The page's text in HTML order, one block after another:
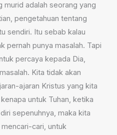
murid adalah seorang yang
pengetahuan tentang
sendiri. Itu sebab kalau
pernah punya masalah. Tapi
percaya kepada Dia,
Kita tidak akan
ajaran Kristus yang kita
untuk Tuhan, ketika
sepenuhnya, maka kita
cari, untuk